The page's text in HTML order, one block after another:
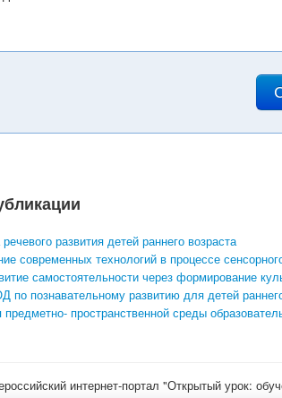
развития детей раннего возраста
современных технологий в процессе
самостоятельности через формирование
по познавательному развитию для детей
предметно- пространственной среды
интернет-портал "Открытый урок: